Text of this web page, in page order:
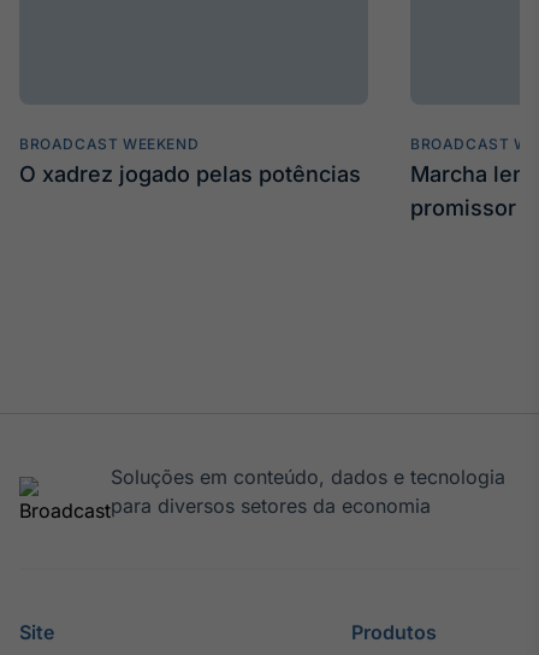
BROADCAST WEEKEND
O xadrez jogado pelas potências
BROADCAST
Marcha
promissor
Soluções em conteúdo, dados e tecnologia
para diversos setores da economia
Site Produtos